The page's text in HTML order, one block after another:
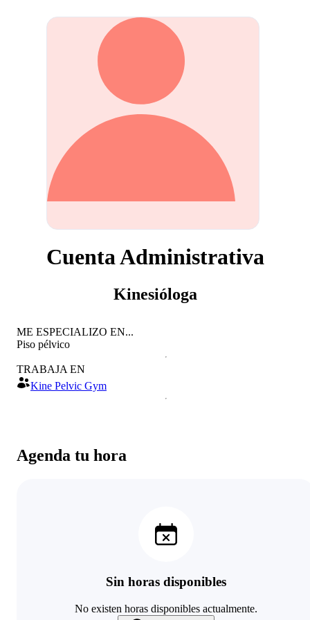
Cuenta Administrativa
Kinesióloga
Agenda tu hora
Sin horas disponibles
No existen horas disponibles actualmente.
ME ESPECIALIZO EN...
Piso pélvico
TRABAJA EN
Kine Pelvic Gym